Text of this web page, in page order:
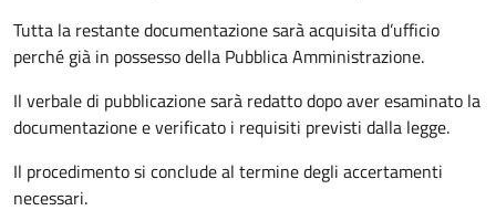
Tutta la restante documentazione sarà acquisita d’ufficio
perché già in possesso della Pubblica Amministrazione.
Il verbale di pubblicazione sarà redatto dopo aver esaminato la
documentazione e verificato i requisiti previsti dalla legge.
Il procedimento si conclude al termine degli accertamenti
necessari.